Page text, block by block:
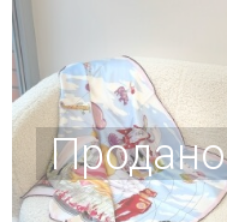
Продано